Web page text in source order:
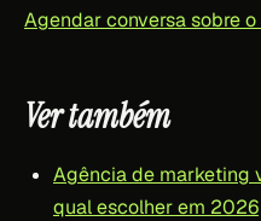
Agendar conversa sobre
Ver também
Agência de marketing
qual escolher em 2026